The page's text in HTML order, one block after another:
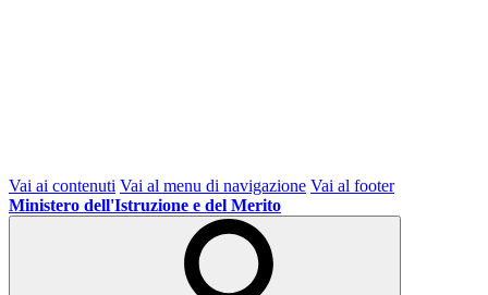
Vai ai contenuti Vai al menu di navigazione Vai al footer
Ministero dell'Istruzione e del Merito